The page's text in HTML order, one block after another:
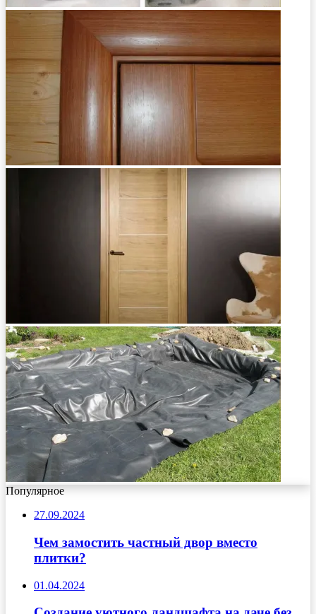
Популярное
27.09.2024
Чем замостить частный двор вместо
плитки?
01.04.2024